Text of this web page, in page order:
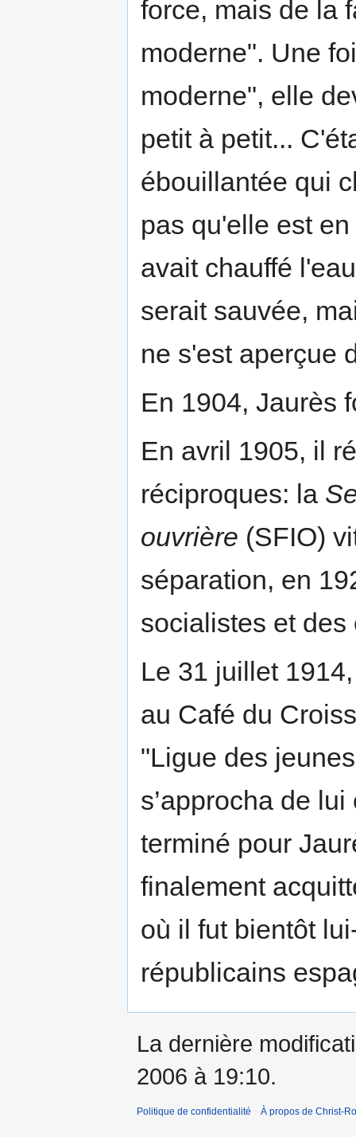
force, mais de la
moderne". Une
moderne", elle
petit à petit...
ébouillantée qui
pas qu'elle est
avait chauffé
serait sauvée,
ne s'est aperçue
En 1904, Jaurès
En avril 1905, il
réciproques: la
ouvrière (SFIO)
séparation, en
socialistes et des
Le 31 juillet
au Café du
"Ligue des
s’approcha de
terminé pour
finalement
où il fut bientôt
républicains
La dernière
2006 à 19:10.
Politique de confidentialité À propos de Christ-